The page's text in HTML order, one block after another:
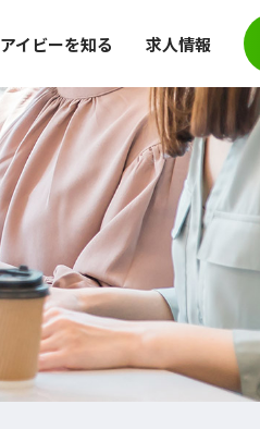
アイビーを知る 求人情報